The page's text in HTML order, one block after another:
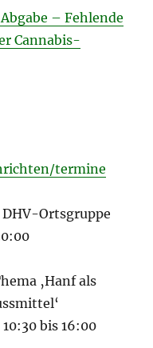
– Fehlende
Cannabis-
termine
Ortsgruppe
‚Hanf als
bis 16:00